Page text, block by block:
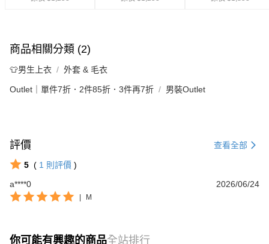
商品相關分類 (2)
👕男生上衣 外套 & 毛衣
Outlet｜單件7折．2件85折．3件再7折 男裝Outlet
評價 查看全部
5 ( 1 則評價 )
a****0
2026/06/24
| M
你可能有興趣的商品全站排行